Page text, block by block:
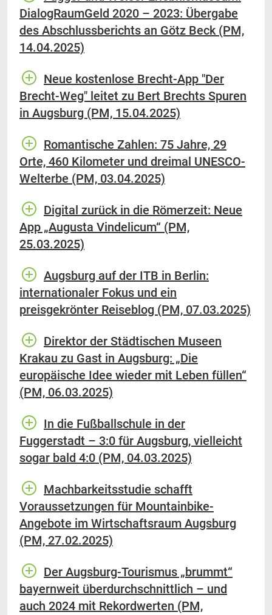
DialogRaumGeld 2020 – 2023: Übergabe
des Abschlussberichts an Götz Beck (PM,
14.04.2025)
Neue kostenlose Brecht-App "Der
Brecht-Weg" leitet zu Bert Brechts Spuren
in Augsburg (PM, 15.04.2025)
Romantische Zahlen: 75 Jahre, 29
Orte, 460 Kilometer und dreimal UNESCO-
Welterbe (PM, 03.04.2025)
Digital zurück in die Römerzeit: Neue
App „Augusta Vindelicum“ (PM,
25.03.2025)
Augsburg auf der ITB in Berlin:
internationaler Fokus und ein
preisgekrönter Reiseblog (PM, 07.03.2025)
Direktor der Städtischen Museen
Krakau zu Gast in Augsburg: „Die
europäische Idee wieder mit Leben füllen“
(PM, 06.03.2025)
In die Fußballschule in der
Fuggerstadt – 3:0 für Augsburg, vielleicht
sogar bald 4:0 (PM, 04.03.2025)
Machbarkeitsstudie schafft
Voraussetzungen für Mountainbike-
Angebote im Wirtschaftsraum Augsburg
(PM, 27.02.2025)
Der Augsburg-Tourismus „brummt“
bayernweit überdurchschnittlich – und
auch 2024 mit Rekordwerten (PM,